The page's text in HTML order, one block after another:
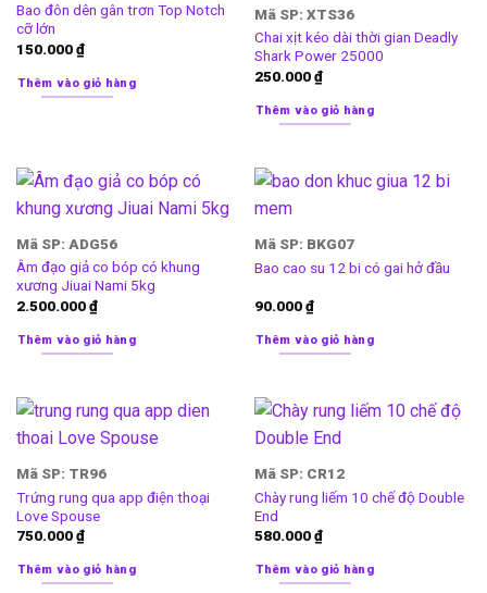
Bao đôn dên gân trơn Top Notch
cỡ lớn
150.000₫
Thêm vào giỏ hàng
Mã SP: XTS36
Chai xịt kéo dài thời gian Deadly
Shark Power 25000
250.000₫
Thêm vào giỏ hàng
Mã SP: ADG56
Âm đạo giả co bóp có khung
xương Jiuai Nami 5kg
2.500.000₫
Thêm vào giỏ hàng
Mã SP: BKG07
Bao cao su 12 bi có gai hở đầu
90.000₫
Thêm vào giỏ hàng
Mã SP: TR96
Trứng rung qua app điện thoại
Love Spouse
750.000₫
Thêm vào giỏ hàng
Mã SP: CR12
Chày rung liếm 10 chế độ Double
End
580.000₫
Thêm vào giỏ hàng